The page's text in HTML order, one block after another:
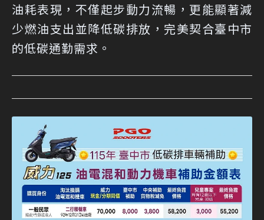
油耗表現，不僅起步動力流暢，更能顯著減
少燃油支出並降低碳排放，完美契合臺中市
的低碳通勤需求。